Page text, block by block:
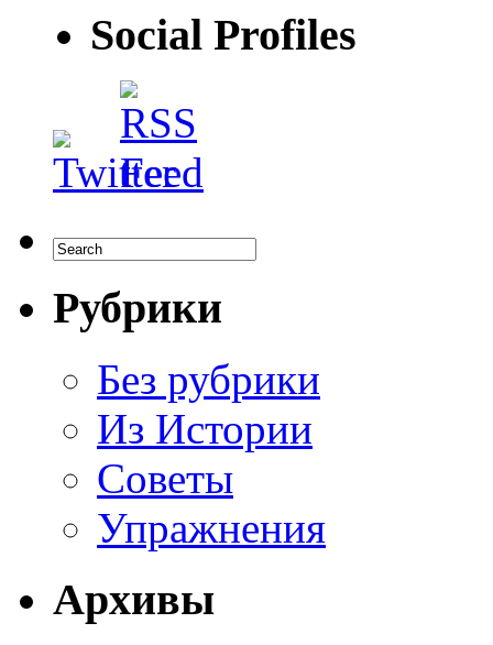
Social Profiles
Рубрики
Без рубрики
Из Истории
Советы
Упражнения
Архивы